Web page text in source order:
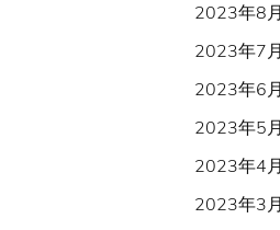
2023年8月
2023年7月
2023年6月
2023年5月
2023年4月
2023年3月